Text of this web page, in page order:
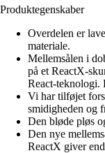
Produktegenskaber
Overdelen er
materiale.
Mellemsålen i
på et ReactX-
React-teknologi.
Vi har tilføjet
smidigheden og
Den bløde pløs
Den nye
ReactX giver